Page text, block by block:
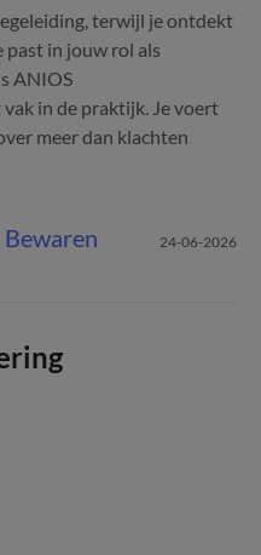
terwijl je ontdekt
past in jouw rol als
ANIOS
in de praktijk. Je voert
meer dan klachten
Bewaren 24-06-2026